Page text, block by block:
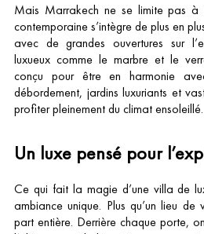
Mais Marrakech ne se limite pas à
contemporaine s’intègre de plus en
avec de grandes ouvertures sur
luxueux comme le marbre et le
conçu pour être en harmonie
débordement, jardins luxuriants et
profiter pleinement du climat ensoleillé.
Un luxe pensé pour
Ce qui fait la magie d’une villa de
ambiance unique. Plus qu’un lieu de
part entière. Derrière chaque porte,